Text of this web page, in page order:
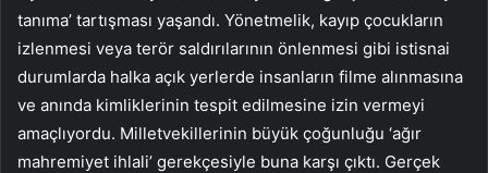
tanıma’ tartışması yaşandı. Yönetmelik, kayıp çocukların
izlenmesi veya terör saldırılarının önlenmesi gibi istisnai
durumlarda halka açık yerlerde insanların filme alınmasına
ve anında kimliklerinin tespit edilmesine izin vermeyi
amaçlıyordu. Milletvekillerinin büyük çoğunluğu ‘ağır
mahremiyet ihlali’ gerekçesiyle buna karşı çıktı. Gerçek